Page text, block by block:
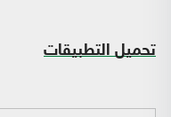
تحميل التطبيقات